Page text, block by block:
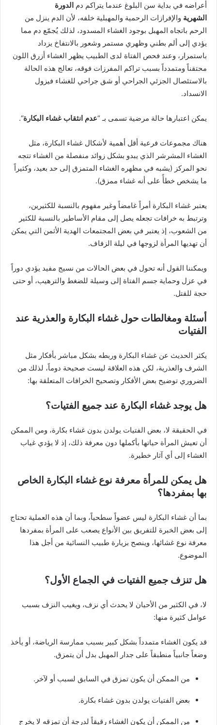
أعراضه في بداية سن البلوغ عندما يتراكم دم الدورة
الشهرية والإفرازات الرحمية والمهبلية خلفه، لأن الدم ينزل من
الرحم باتجاه المهبل بوجود الغشاء المسدود، لذلك يُجمّع دم مما
يؤدي إلى ألم بطني وظهري مستمر وشعور بالانتفاخ يزداد
باستمرار، وعند فحص الفتاة لدى الطبيب يظهر الغشاء أزرق اللون
محتقناً ومتمدداً بسبب تراكم المفرزات فوقه، تعالج هذه الحالة
بالاستئصال الجزئي الجراحي أو شق جراحي للغشاء فيزول
الانسداد.
يمكن اعتبارها حالة مرضية تسمى بـ “عدم انثقاب غشاء البكارة“.
هناك مجموعات فرعية أقل أهمية لأشكال غشاء البكارة، مثل
الغشاء المشرشر الذي يبدو بشكل زوائد منفصلة من الغشاء تتجه
نحو المركز (يشبه في مظهره الغشاء المتمزق إلى حد بعيد، وكثيراً
ما يشخص خطأً على أنه غشاء ممزق).
يعتبر غشاء البكارة أمراً غامضاً وغير مفهوم بالنسبة للكثيرين،
وترتبط به خرافات تجعله يصل إلى مقام الأساطير بالنسبة للكثير
من الشعوب، إذ يعتبر في بعض المجتمعات الهدية الأثمن التي يمكن
أن تهديها المرأة لزوجها في ليلة الزفاف.
ويمكننا القول أنه تحول في بعض الحالات من نسيج مفيد يؤدي دوراً
في عزل وحماية جسم الفتاة إلى وسيلة للضغط والترهيب، أو حتى
حجة للقتل.
أسئلة ومغالطات حول غشاء البكارة والعذرية عند
الفتيات
يكثر الحديث عن غشاء البكارة وربطه بشكل مباشر بأفكار مثل
الشرف والعذرية، لكن هذه العلاقة ليست صحيحة دوماً، لذلك من
الضروري توضيح بعض الأفكار وتصحيح الخرافات المتعلقة بها:
هل يوجد غشاء البكارة عند جميع الفتيات؟
في الحقيقة لا، بعض الفتيات يولدن بدون غشاء بكارة، ومن الممكن
أن تعيش المرأة حياتها بأكملها دون معرفة ذلك، إذ لا يؤدي غياب
الغشاء إلى أي آثار خطيرة.
هل يمكن للمرأة معرفة نوع غشاء البكارة الخاص
بها بمفردها؟
بما أن غشاء البكارة ليس عضواً سطحياً، وبما أن هذه العملية تحتاج
إلى بعض الخبرة للتفريق بين الأنواع يصعب على المرأة بمفردها
معرفة نوع غشائها، وينصح بزيارة طبيب النسائية من أجل هذا
الموضوع.
هل تنزف جميع الفتيات في الجماع الأول؟
لا، في الكثير من الأحيان لا يحدث أي نزف، ويغيب النزف بسبب
عوامل كثيرة منها:
قد يكون الغشاء متمدداً بشكل كبير بسبب ممارسة الرياضة، أو يأخذ
وضعاً جانبياً منطبقاً على جدار المهبل بدل أن يتمزق.
من الممكن أن يكون تمزق في السابق لسبب أو لآخر.
بعض الفتيات يولدن بدون غشاء بكارة.
من الممكن أن يكون الغشاء رقيقاً لدرجة أن تمزقه لا يخرج